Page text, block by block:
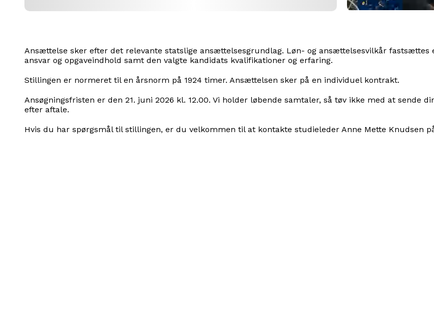
Ansættelse sker efter det relevante statslige ansættelsesgrundlag. Løn- og ansættelsesvilkår
ansvar og opgaveindhold samt den valgte kandidats kvalifikationer og erfaring.
Stillingen er normeret til en årsnorm på 1924 timer. Ansættelsen sker på en individuel kontrakt.
Ansøgningsfristen er den 21. juni 2026 kl. 12.00. Vi holder løbende samtaler, så tøv ikke med at sende
efter aftale.
Hvis du har spørgsmål til stillingen, er du velkommen til at kontakte studieleder Anne Mette Knudsen